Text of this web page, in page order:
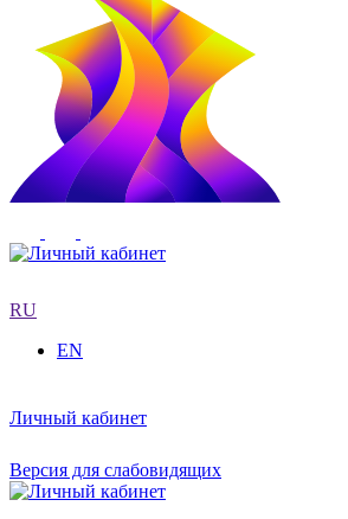
RU
EN
Личный кабинет
Версия для слабовидящих